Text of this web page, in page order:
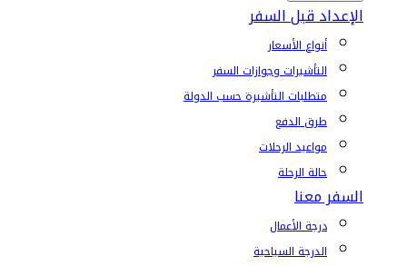
الإعداد قبل السفر
أنواع الأسعار
التأشيرات وجوازات السفر
متطلبات التأشيرة حسب الدولة
طرق الدفع
مواعيد الرحلات
حالة الرحلة
السفر معنا
درجة الأعمال
الدرجة السياحية